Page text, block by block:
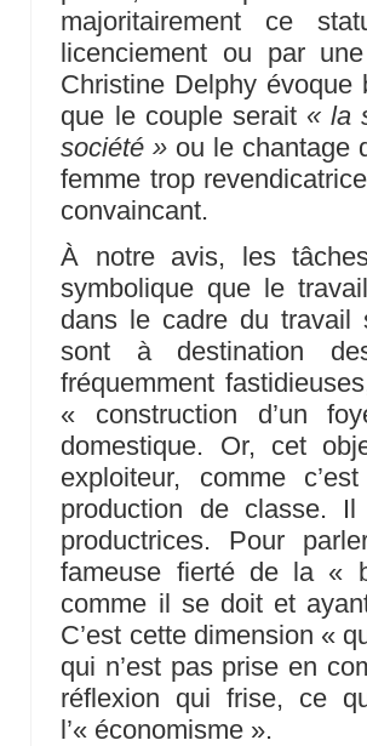
majoritairement ce
licenciement ou par
Christine Delphy
que le couple serait « la
société » ou le chantage
femme trop
convaincant.
À notre avis, les
symbolique que le
dans le cadre du travail
sont à destination
fréquemment
« construction d’un
domestique. Or, cet
exploiteur, comme
production de classe.
productrices. Pour
fameuse fierté de la «
comme il se doit et
C’est cette dimension «
qui n’est pas prise en
réflexion qui frise, ce
l’« économisme ».